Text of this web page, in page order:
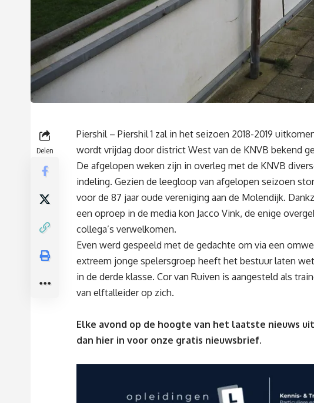
Delen
Piershil – Piershil 1 zal in het seizoen 2018-2019
wordt vrijdag door district West van de KNVB bekend
De afgelopen weken zijn in overleg met de KNVB
indeling. Gezien de leegloop van afgelopen seizoen
voor de 87 jaar oude vereniging aan de Molendijk.
een oproep in de media kon Jacco Vink, de enige
collega’s verwelkomen.
Even werd gespeeld met de gedachte om via een
extreem jonge spelersgroep heeft het bestuur laten
in de derde klasse. Cor van Ruiven is aangesteld als
van elftalleider op zich.
Elke avond op de hoogte van het laatste nieuws
dan hier in voor onze gratis nieuwsbrief.